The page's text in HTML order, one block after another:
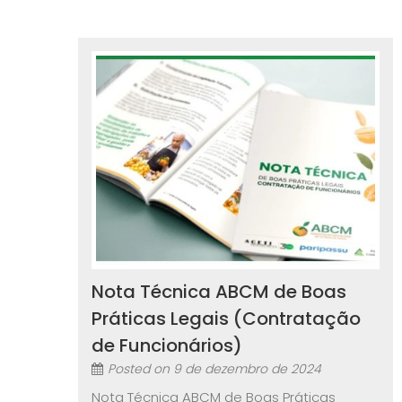
Nota Técnica ABCM de Boas
Práticas Legais (Contratação
de Funcionários)
Posted on 9 de dezembro de 2024
Nota Técnica ABCM de Boas Práticas